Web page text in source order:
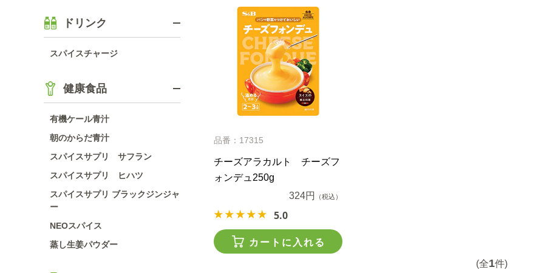
ドリンク
スパイスチャージ
健康食品
有機ケール青汁
朝のからだ青汁
スパイスサプリ サフラン
スパイスサプリ ヒハツ
スパイスサプリ ブラックジンジャ
ー
NEOスパイス
蒸し生姜パウダー
品番：17315
チーズアラカルト チーズフ
ォンデュ250g
324円
（税込）
5.0
カートに入れる
(全1件)